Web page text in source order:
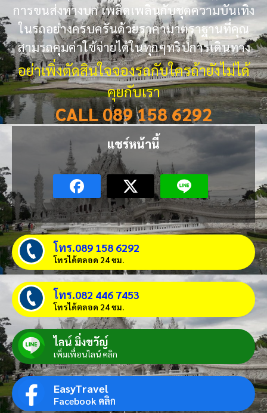
การขนส่งทางบก เพลิดเพลินกับชุดความบันเทิง
ในรถอย่างครบครันด้วยราคามาตราฐานที่คุณ
สามรถคุมค่าใช้จ่ายได้ในทุกๆทริปการเดินทาง
อย่าเพิ่งตัดสินใจจองรถกับใครถ้ายังไม่ได้
คุยกับเรา
CALL 089 158 6292
แชร์หน้านี้
โทร.089 158 6292
โทรได้ตลอด 24 ชม.
โทร.082 446 7453
โทรได้ตลอด 24 ชม.
ไลน์ มิ่งขวัญ์
เพิ่มเพื่อนไลน์ คลิก
EasyTravel
Facebook คลิก